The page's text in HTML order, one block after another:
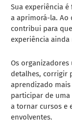
Sua experiência
a aprimorá-la. Ao
contribui para
experiência ainda
Os
detalhes, corrigir
aprendizado
participar de uma
a tornar cursos e
envolventes.